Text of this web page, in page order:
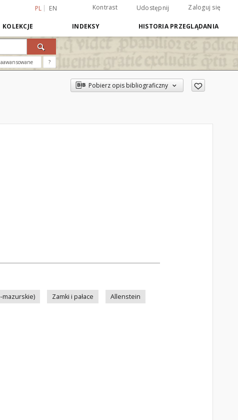
PL EN Kontrast Udostępnij Zaloguj się
KOLEKCJE INDEKSY HISTORIA PRZEGLĄDANIA
?
Pobierz opis bibliograficzny
mazurskie) Zamki i pałace
Allenstein